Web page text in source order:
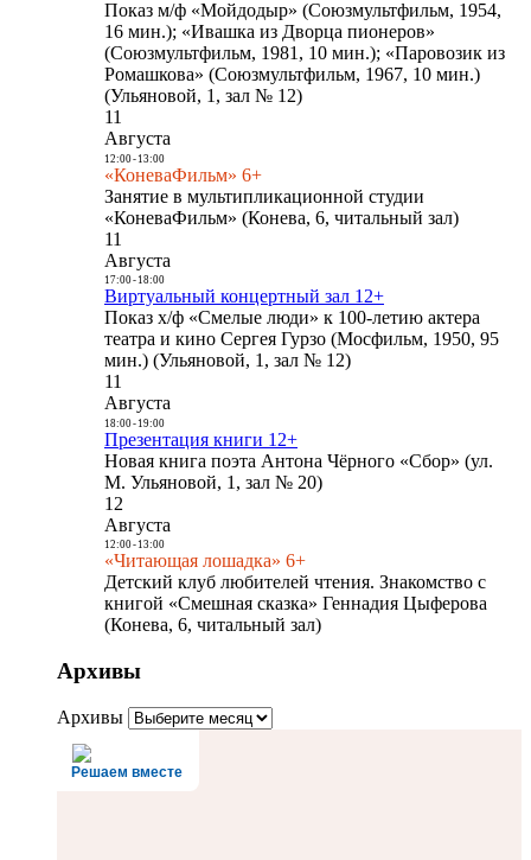
Показ м/ф «Мойдодыр» (Союзмультфильм, 1954,
16 мин.); «Ивашка из Дворца пионеров»
(Союзмультфильм, 1981, 10 мин.); «Паровозик из
Ромашкова» (Союзмультфильм, 1967, 10 мин.)
(Ульяновой, 1, зал № 12)
11
Августа
12:00- 13:00
«КоневаФильм» 6+
Занятие в мультипликационной студии
«КоневаФильм» (Конева, 6, читальный зал)
11
Августа
17:00- 18:00
Виртуальный концертный зал 12+
Показ х/ф «Смелые люди» к 100-летию актера
театра и кино Сергея Гурзо (Мосфильм, 1950, 95
мин.) (Ульяновой, 1, зал № 12)
11
Августа
18:00- 19:00
Презентация книги 12+
Новая книга поэта Антона Чёрного «Сбор» (ул.
М. Ульяновой, 1, зал № 20)
12
Августа
12:00- 13:00
«Читающая лошадка» 6+
Детский клуб любителей чтения. Знакомство с
книгой «Смешная сказка» Геннадия Цыферова
(Конева, 6, читальный зал)
Архивы
Архивы
Решаем вместе